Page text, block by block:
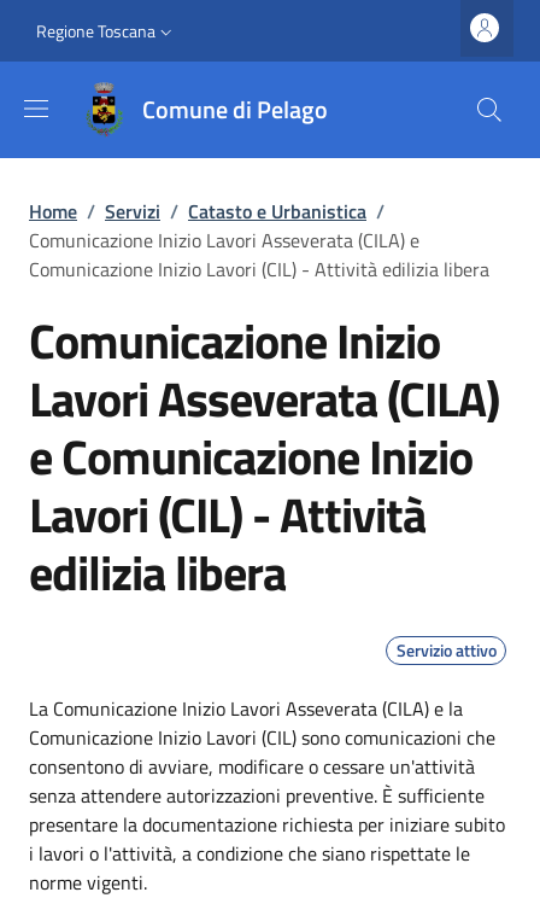
Slim top
Regione Toscana
Comune di Pelago
Briciole di pane
Home / Servizi / Catasto e Urbanistica /
Comunicazione Inizio Lavori Asseverata (CILA) e
Comunicazione Inizio Lavori (CIL) - Attività edilizia libera
Comunicazione Inizio
Lavori Asseverata (CILA)
e Comunicazione Inizio
Lavori (CIL) - Attività
edilizia libera
Servizio attivo
Dettagli
La Comunicazione Inizio Lavori Asseverata (CILA) e la
Comunicazione Inizio Lavori (CIL) sono comunicazioni che
consentono di avviare, modificare o cessare un'attività
senza attendere autorizzazioni preventive. È sufficiente
presentare la documentazione richiesta per iniziare subito
i lavori o l'attività, a condizione che siano rispettate le
norme vigenti.